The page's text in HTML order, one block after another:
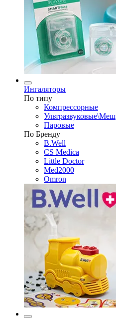
Ингаляторы
По типу
Компрессорные
Ультразвуковые\Меш
Паровые
По Бренду
B.Well
CS Medica
Little Doctor
Med2000
Omron